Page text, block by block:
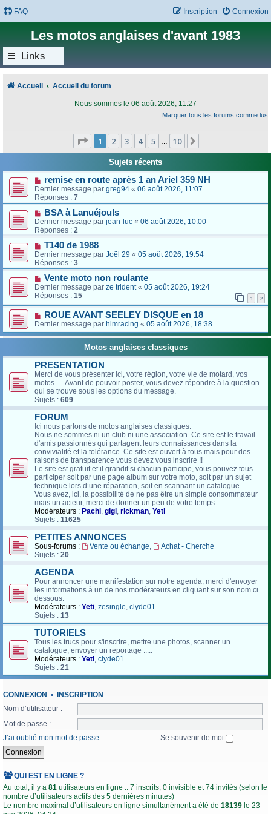
FAQ Connexion
Inscription
Les motos anglaises d'avant 1983
Links
Accueil Accueil du forum
Nous sommes le 06 août 2026, 11:27
Marquer tous les forums comme lus
Page 1sur
1 2 3 4 5 10
Sujets récents
remise en route après 1 an Ariel 359 NH
Dernier message par greg94 « 06 août 2026, 11:07
Réponses : 7
BSA à Lanuéjouls
Dernier message par jean-luc « 06 août 2026, 10:00
Réponses : 2
T140 de 1988
Dernier message par Joël 29 « 05 août 2026, 19:54
Réponses : 3
Vente moto non roulante
Dernier message par ze trident« 05 août 2026, 19:24
Réponses : 15 1 2
ROUE AVANT SEELEY DISQUE en 18
Dernier message par hlmracing « 05 août 2026, 18:38
Motos anglaises classiques
PRESENTATION
Merci de vous présenter ici, votre région, votre vie de motard, vos
motos .... Avant de pouvoir poster, vous devez répondre à la question
qui se trouve sous les options du message.
Sujets : 609
FORUM
Ici nous parlons de motos anglaises classiques.
Nous ne sommes ni un club ni une association. Ce site est le travail
d'amis passionnés qui partagent leurs connaissances dans la
convivialité et la tolérance. Ce site est ouvert à tous mais pour des
raisons de transparence vous devez vous inscrire !!
Le site est gratuit et il grandit si chacun participe, vous pouvez tous
participer soit par une page album sur votre moto, soit par un sujet
technique lors d’une réparation, soit en scannant un catalogue ……
Vous avez, ici, la possibilité de ne pas être un simple consommateur
mais un acteur, merci de donner un peu de votre temps …
Modérateurs : Pachi, gigi, rickman, Yeti
Sujets : 11625
PETITES ANNONCES
Sous-forums : Vente ou échange,
Achat - Cherche
Sujets : 20
AGENDA
Pour annoncer une manifestation sur notre agenda, merci d'envoyer
les informations à un de nos modérateurs en cliquant sur son nom ci
dessous.
Modérateurs : Yeti, zesingle, clyde01
Sujets : 13
TUTORIELS
Tous les trucs pour s'inscrire, mettre une photos, scanner un
catalogue, envoyer un reportage .....
Modérateurs : Yeti, clyde01
Sujets : 21
CONNEXION • INSCRIPTION
Nom d’utilisateur :
Mot de passe :
J’ai oublié mon mot de passe
Se souvenir de moi
QUI EST EN LIGNE ?
Au total, il y a 81 utilisateurs en ligne :: 7 inscrits, 0 invisible et 74 invités (selon le
nombre d’utilisateurs actifs des 5 dernières minutes)
Le nombre maximal d’utilisateurs en ligne simultanément a été de 18139 le 23